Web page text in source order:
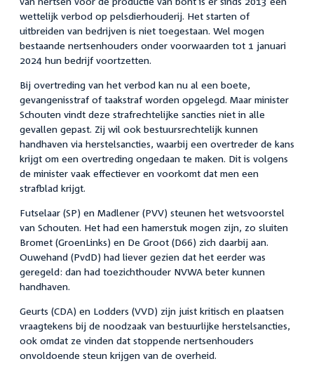
wettelijk verbod op pelsdierhouderij. Het starten of
uitbreiden van bedrijven is niet toegestaan. Wel mogen
bestaande nertsenhouders onder voorwaarden tot 1 januari
2024 hun bedrijf voortzetten.
Bij overtreding van het verbod kan nu al een boete,
gevangenisstraf of taakstraf worden opgelegd. Maar minister
Schouten vindt deze strafrechtelijke sancties niet in alle
gevallen gepast. Zij wil ook bestuursrechtelijk kunnen
handhaven via herstelsancties, waarbij een overtreder de kans
krijgt om een overtreding ongedaan te maken. Dit is volgens
de minister vaak effectiever en voorkomt dat men een
strafblad krijgt.
Futselaar (SP) en Madlener (PVV) steunen het wetsvoorstel
van Schouten. Het had een hamerstuk mogen zijn, zo sluiten
Bromet (GroenLinks) en De Groot (D66) zich daarbij aan.
Ouwehand (PvdD) had liever gezien dat het eerder was
geregeld: dan had toezichthouder NVWA beter kunnen
handhaven.
Geurts (CDA) en Lodders (VVD) zijn juist kritisch en plaatsen
vraagtekens bij de noodzaak van bestuurlijke herstelsancties,
ook omdat ze vinden dat stoppende nertsenhouders
onvoldoende steun krijgen van de overheid.